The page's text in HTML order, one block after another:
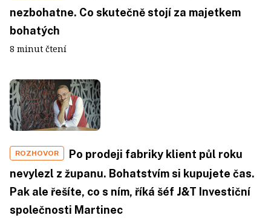
nezbohatne. Co skutečně stojí za majetkem
bohatých
8 minut čtení
ROZHOVOR
Po prodeji fabriky klient půl roku
nevylezl z županu. Bohatstvím si kupujete čas.
Pak ale řešíte, co s ním, říká šéf J&T Investiční
společnosti Martinec